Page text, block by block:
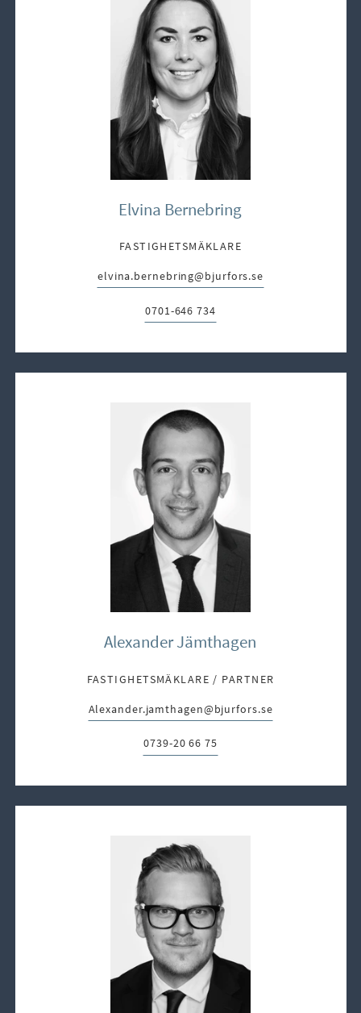
Elvina Bernebring
FASTIGHETSMÄKLARE
E-post:
elvina.bernebring@bjurfors.se
Telefon:
0701-646 734
Alexander Jämthagen
FASTIGHETSMÄKLARE / PARTNER
E-post:
Alexander.jamthagen@bjurfors.se
Telefon:
0739-20 66 75